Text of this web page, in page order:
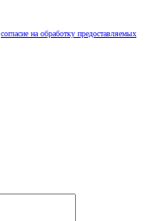
согласие на обработку предоставляемых